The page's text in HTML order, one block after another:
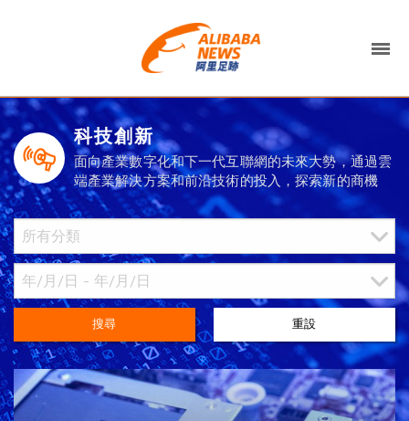
科技創新
面向產業數字化和下一代互聯網的未來大勢，通過雲
端產業解決方案和前沿技術的投入，探索新的商機
搜尋 重設